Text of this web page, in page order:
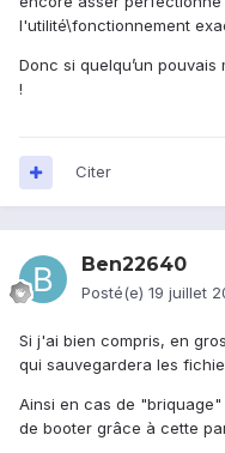
l'utilité\fonctionnement
Donc si quelqu’un
!
Citer
Ben22640
Posté(e) 19 juillet
Si j'ai bien compris, en
qui sauvegardera les
Ainsi en cas de
de booter grâce à cette